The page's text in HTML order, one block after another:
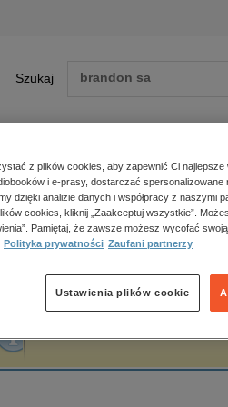
Szukaj
polityka, społeczno-informacyjne
psychologiczne
popularno-naukowe
historia
główna Otto Kotzebue
Kotzebue
z plików cookies, aby zapewnić Ci
i e-prasy, dostarczać
dzięki analizie danych i współpracy z naszymi
cookies, kliknij „Zaakceptuj wszystkie”.
Pamiętaj, że zawsze możesz wycofać
Polityka prywatności Zaufani partnerzy
Ustawienia plików cookie